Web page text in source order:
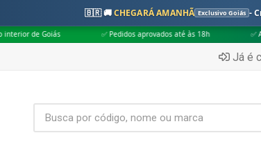
🇧🇷 🚚CHEGARÁ AMANHÃ Exclusivo Goiás -
✅ Pedidos aprovados até às 18h ✅ Apenas
Já é